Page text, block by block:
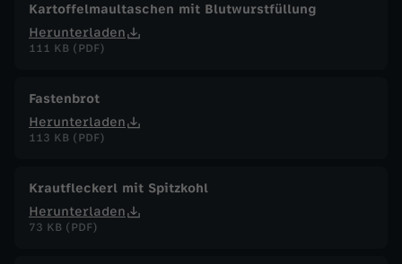
Kartoffelmaultaschen mit Blutwurstfüllung
Herunterladen
111 KB (PDF)
Fastenbrot
Herunterladen
113 KB (PDF)
Krautfleckerl mit Spitzkohl
Herunterladen
73 KB (PDF)